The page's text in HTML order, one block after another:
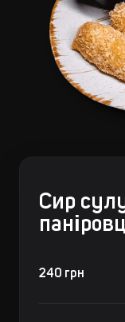
Сир
240 грн